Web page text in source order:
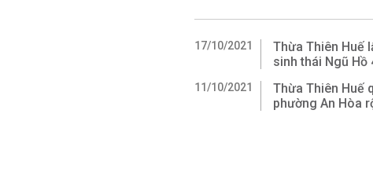
17/10/2021
Thừa Thiên Huế
sinh thái Ngũ Hồ
11/10/2021
Thừa Thiên Huế
phường An Hòa